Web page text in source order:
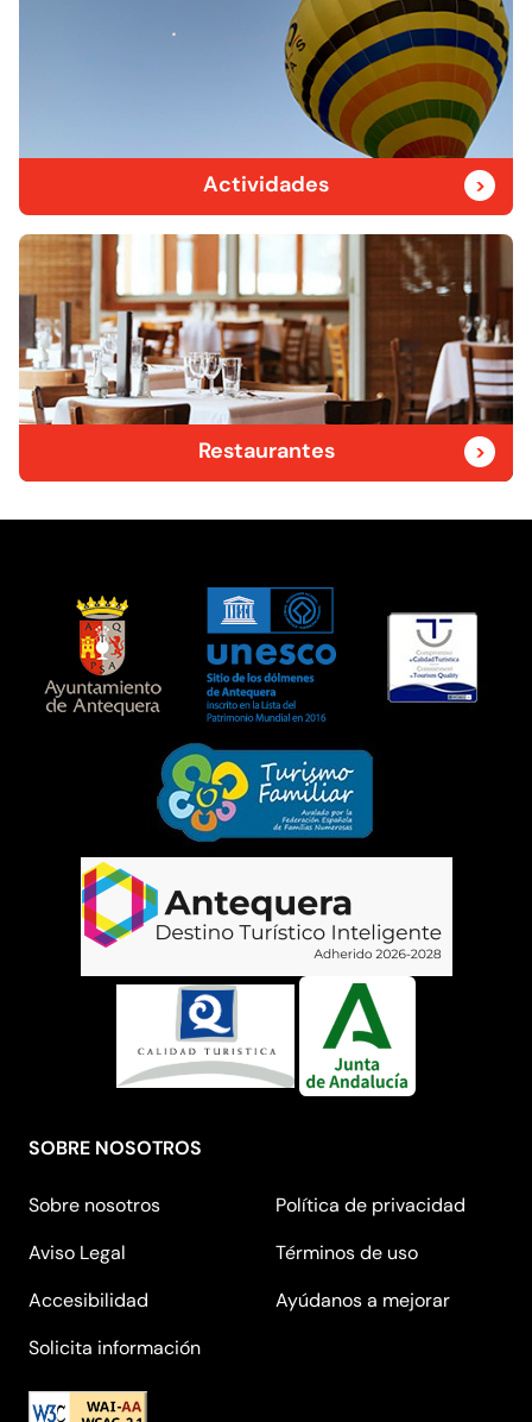
Actividades
Restaurantes
SOBRE NOSOTROS
Sobre nosotros
Política de privacidad
Aviso Legal
Términos de uso
Accesibilidad
Ayúdanos a mejorar
Solicita información